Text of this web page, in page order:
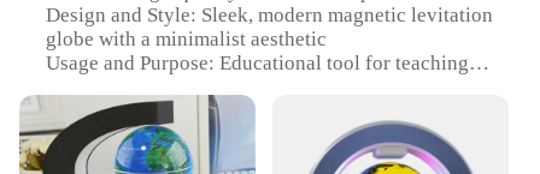
Design and Style: Sleek, modern magnetic levitation
globe with a minimalist aesthetic
Usage and Purpose: Educational tool for teaching
Performance and Property: Magnetic levitation
technology ensures smooth, silent rotation
Parts and Accessories: Includes a stable base for